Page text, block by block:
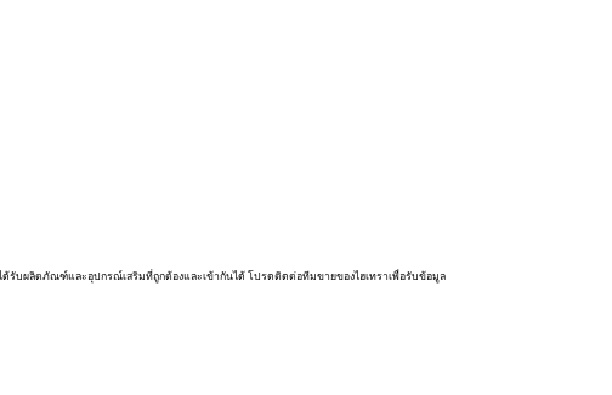
บผลิตภัณฑ์และอุปกรณ์เสริมที่ถูกต้องและเข้ากันได้ โปรดติดต่อทีมขายของไฮเทราเพื่อรับข้อมูล